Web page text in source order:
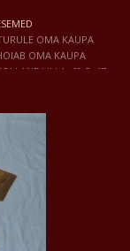
OMA KAUPA
OMA KAUPA
LILLA. 69,5×47